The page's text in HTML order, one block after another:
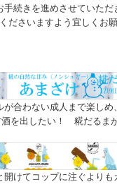
手続きを進めさせていただ
ださいますよう宜しくお
が合わない成人まで楽し
酒を出したい！ 糀だるま
開けてコップに注ぐよりも